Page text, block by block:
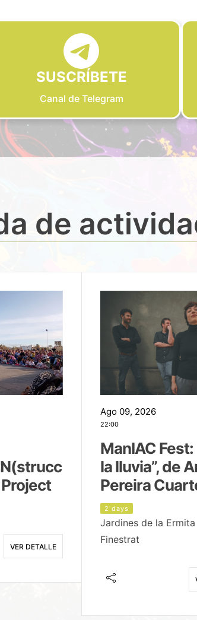
SUSCRÍBETE
Canal de Telegram
de
Project
VER DETALLE
Ago 09, 2026
22:00
ManIAC Fest:
la lluvia”, de
Pereira
2 days
Jardines de la Ermita
Finestrat